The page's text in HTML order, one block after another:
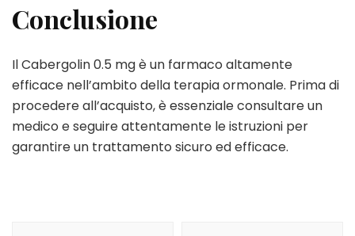
Conclusione
Il Cabergolin 0.5 mg è un farmaco altamente
efficace nell’ambito della terapia ormonale. Prima di
procedere all’acquisto, è essenziale consultare un
medico e seguire attentamente le istruzioni per
garantire un trattamento sicuro ed efficace.